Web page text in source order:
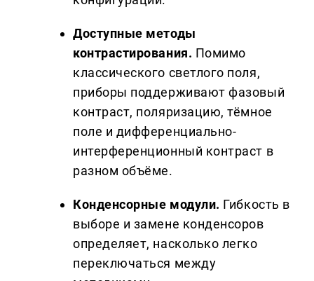
Доступные методы
контрастирования. Помимо
классического светлого поля,
приборы поддерживают фазовый
контраст, поляризацию, тёмное
поле и дифференциально-
интерференционный контраст в
разном объёме.
Конденсорные модули. Гибкость в
выборе и замене конденсоров
определяет, насколько легко
переключаться между